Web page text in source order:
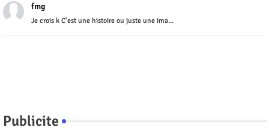
fmg
Je crois k C'est une histoire ou juste une ima...
Publicite